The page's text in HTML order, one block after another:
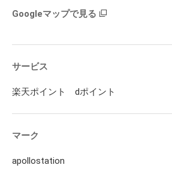
Googleマップで見る
サービス
楽天ポイント dポイント
マーク
apollostation